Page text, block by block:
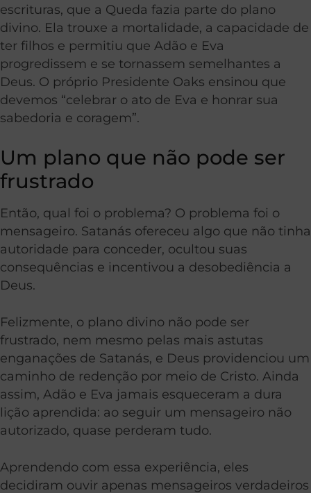
escrituras, que a Queda fazia parte do plano
divino. Ela trouxe a mortalidade, a capacidade de
ter filhos e permitiu que Adão e Eva
progredissem e se tornassem semelhantes a
Deus. O próprio Presidente Oaks ensinou que
devemos “celebrar o ato de Eva e honrar sua
sabedoria e coragem”.
Um plano que não pode ser
frustrado
Então, qual foi o problema? O problema foi o
mensageiro. Satanás ofereceu algo que não tinha
autoridade para conceder, ocultou suas
consequências e incentivou a desobediência a
Deus.
Felizmente, o plano divino não pode ser
frustrado, nem mesmo pelas mais astutas
enganações de Satanás, e Deus providenciou um
caminho de redenção por meio de Cristo. Ainda
assim, Adão e Eva jamais esqueceram a dura
lição aprendida: ao seguir um mensageiro não
autorizado, quase perderam tudo.
Aprendendo com essa experiência, eles
decidiram ouvir apenas mensageiros verdadeiros